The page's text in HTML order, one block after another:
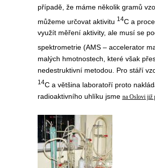
případě, že máme několik gramů
můžeme určovat aktivitu 14C a
využít měření aktivity, ale musí se
spektrometrie (AMS – accelerator
malých hmotnostech, které však
nedestruktivní metodou. Pro stáří
14C a většina laboratoří proto
radioaktivního uhlíku jsme na Oslovi již